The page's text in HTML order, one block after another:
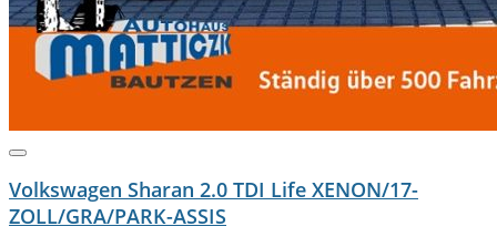
Volkswagen Sharan 2.0 TDI Life XENON/17-
ZOLL/GRA/PARK-ASSIS